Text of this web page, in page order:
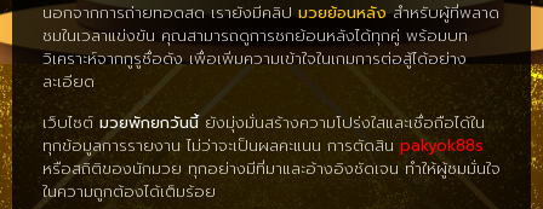
นอกจากการถ่ายทอดสด เรายังมีคลิป มวยย้อนหลังสำหรับผู้ที่พลาด
ชมในเวลาแข่งขัน คุณสามารถดูการชกย้อนหลังได้ทุกคู่ พร้อมบท
วิเคราะห์จากกูรูชื่อดัง เพื่อเพิ่มความเข้าใจในเกมการต่อสู้ได้อย่าง
ละเอียด
เว็บไซต์ มวยพักยกวันนี้ยังมุ่งมั่นสร้างความโปร่งใสและเชื่อถือได้ใน
ทุกข้อมูลการรายงาน ไม่ว่าจะเป็นผลคะแนน การตัดสิน pakyok88s
หรือสถิติของนักมวย ทุกอย่างมีที่มาและอ้างอิงชัดเจน ทำให้ผู้ชมมั่นใจ
ในความถูกต้องได้เต็มร้อย